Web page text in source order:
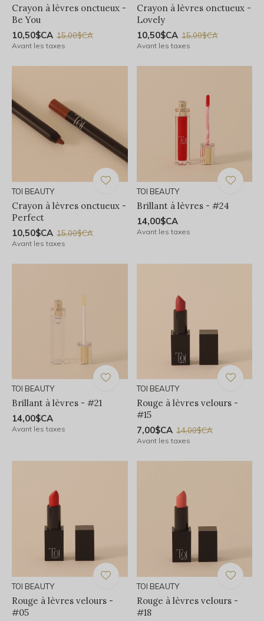
Crayon à lèvres onctueux -
Be You
10,50$CA 15,00$CA
Avant les taxes
Crayon à lèvres onctueux -
Lovely
10,50$CA 15,00$CA
Avant les taxes
TOI BEAUTY
Crayon à lèvres onctueux -
Perfect
10,50$CA 15,00$CA
Avant les taxes
TOI BEAUTY
Brillant à lèvres - #24
14,00$CA
Avant les taxes
TOI BEAUTY
Brillant à lèvres - #21
14,00$CA
Avant les taxes
TOI BEAUTY
Rouge à lèvres velours -
#15
7,00$CA 14,00$CA
Avant les taxes
TOI BEAUTY
Rouge à lèvres velours -
#05
TOI BEAUTY
Rouge à lèvres velours -
#18